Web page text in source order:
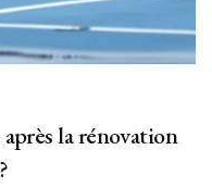
la rénovation